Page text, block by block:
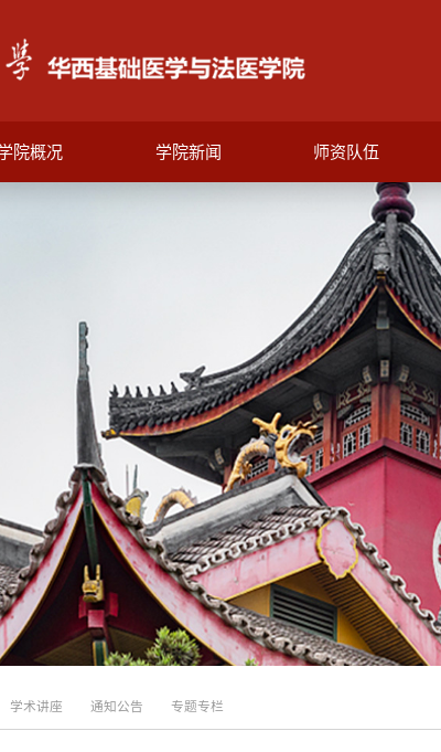
院概况 学院新闻 师资队伍
学术讲座 通知公告 专题专栏